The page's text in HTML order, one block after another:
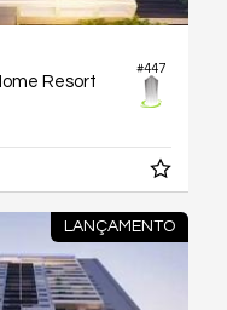
#447
Resort
LANÇAMENTO